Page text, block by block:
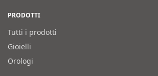
PRODOTTI
Tutti i prodotti
Gioielli
Orologi